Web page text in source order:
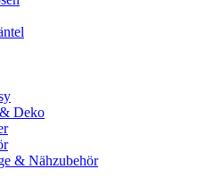
Deko
& Nähzubehör